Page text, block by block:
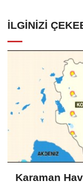
İLGINIZI
Karaman